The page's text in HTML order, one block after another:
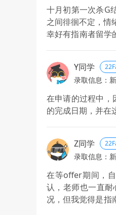
幸而有指南者留学
梦！
十月初第一次杀G
之间徘徊不定，情
幸好有指南者留学
及的，努力做好就
Y同学
录取信息：
在申请的过程中，
的完成日期，并在
Z同学
录取信息：
在等offer期间，
认，老师也一直
况，但我觉得是指